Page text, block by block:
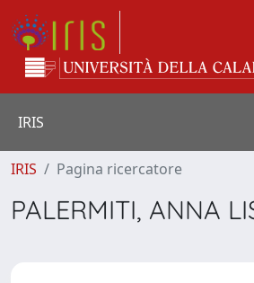
IRIS
IRIS Pagina ricercatore
PALERMITI, ANNA